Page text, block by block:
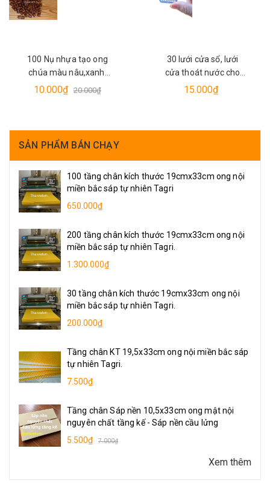
100 Nụ nhựa tạo ong
chúa màu nâu,xanh,
xanh rêu tiếp thu
10.000₫ 20.000₫
30 lưới cửa sổ, lưới
cửa thoát nước cho
thùng nuôi ong và
15.000₫
SẢN PHẨM BÁN CHẠY
100 tầng chân kích thước 19cmx33cm ong nội
miền bắc sáp tự nhiên Tagri
650.000₫
200 tầng chân kích thước 19cmx33cm ong nội
miền bắc sáp tự nhiên Tagri.
1.300.000₫
30 tầng chân kích thước 19cmx33cm ong nội
miền bắc sáp tự nhiên Tagri.
200.000₫
Tầng chân KT 19,5x33cm ong nội miền bắc sáp
tự nhiên Tagri.
7.500₫
Tầng chân Sáp nền 10,5x33cm ong mật nội
nguyên chất tầng kế - Sáp nền cầu lửng
5.500₫
7.000₫
Xem thêm